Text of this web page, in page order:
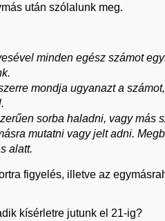
után szólalunk meg.
minden egész számot
mondja ugyanazt a
sorba haladni, vagy más
mutatni vagy jelt adni.
alatt.
figyelés, illetve az
kísérletre jutunk el 21-ig?